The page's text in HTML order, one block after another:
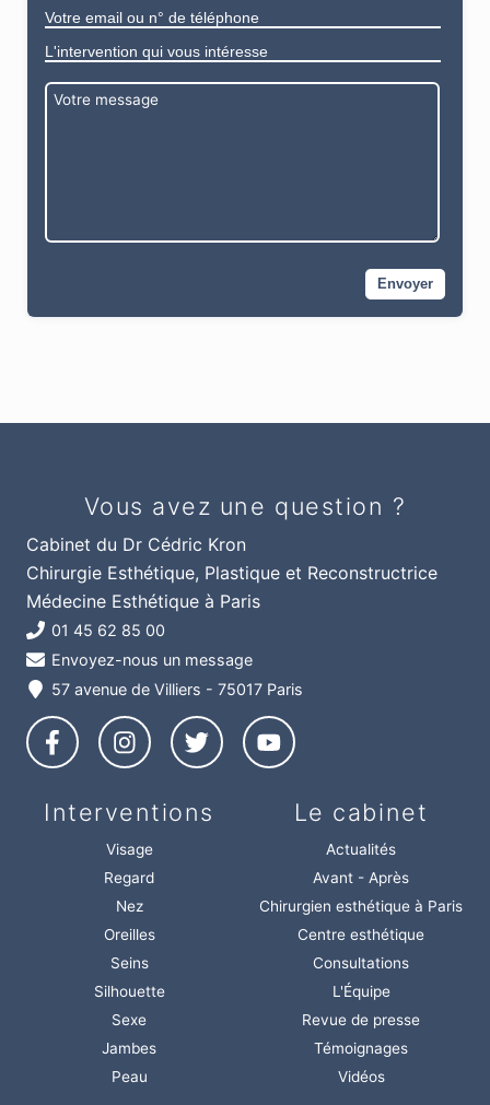
Vous avez une question ?
Cabinet du Dr Cédric Kron
Chirurgie Esthétique, Plastique et Reconstructrice
Médecine Esthétique à Paris
01 45 62 85 00
Envoyez-nous un message
57 avenue de Villiers - 75017 Paris
Interventions
Visage
Regard
Nez
Oreilles
Seins
Silhouette
Sexe
Jambes
Peau
Le cabinet
Actualités
Avant - Après
Chirurgien esthétique à Paris
Centre esthétique
Consultations
L'Équipe
Revue de presse
Témoignages
Vidéos